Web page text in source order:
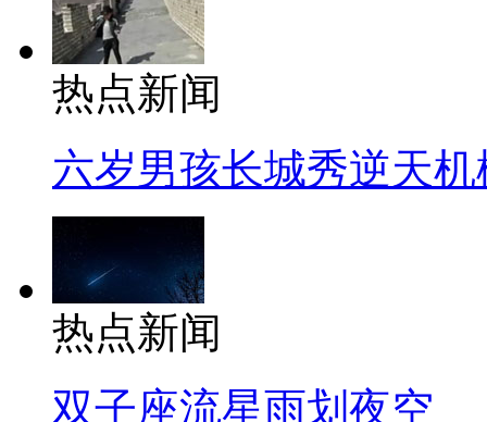
热点新闻
六岁男孩长城秀逆天机
热点新闻
双子座流星雨划夜空